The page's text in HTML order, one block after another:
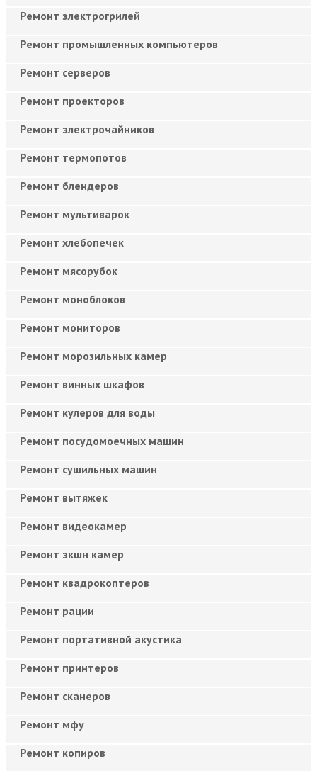
Ремонт электрогрилей
Ремонт промышленных компьютеров
Ремонт серверов
Ремонт проекторов
Ремонт электрочайников
Ремонт термопотов
Ремонт блендеров
Ремонт мультиварок
Ремонт хлебопечек
Ремонт мясорубок
Ремонт моноблоков
Ремонт мониторов
Ремонт морозильных камер
Ремонт винных шкафов
Ремонт кулеров для воды
Ремонт посудомоечных машин
Ремонт сушильных машин
Ремонт вытяжек
Ремонт видеокамер
Ремонт экшн камер
Ремонт квадрокоптеров
Ремонт рации
Ремонт портативной акустика
Ремонт принтеров
Ремонт сканеров
Ремонт мфу
Ремонт копиров